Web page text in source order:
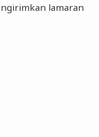
lamaran